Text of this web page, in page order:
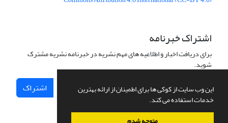
این وب سایت از کوکی ها برای اطمینان از ارائه بهترین
خدمات استفاده می کند.
اشتراک خبرنامه
برای دریافت اخبار و اطلاعیه های مهم نشریه در خبرنامه نشریه مشترک
شوید.
اشتراک